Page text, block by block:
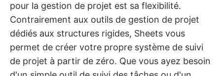
pour la gestion de projet est sa flexibilité.
Contrairement aux outils de gestion de projet
dédiés aux structures rigides, Sheets vous
permet de créer votre propre système de suivi
de projet à partir de zéro. Que vous ayez besoin